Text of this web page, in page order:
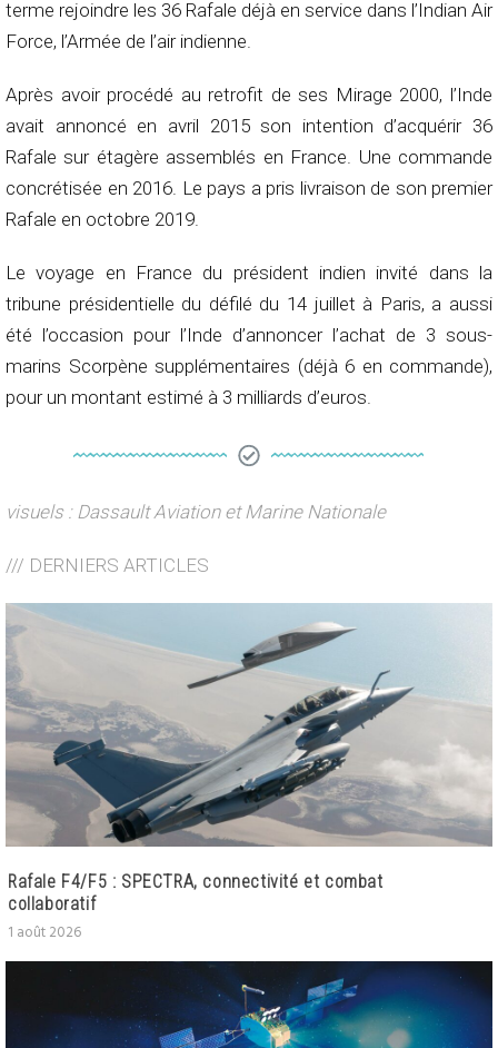
terme rejoindre les 36 Rafale déjà en service dans l’Indian Air
Force, l’Armée de l’air indienne.
Après avoir procédé au retrofit de ses Mirage 2000, l’Inde
avait annoncé en avril 2015 son intention d’acquérir 36
Rafale sur étagère assemblés en France. Une commande
concrétisée en 2016. Le pays a pris livraison de son premier
Rafale en octobre 2019.
Le voyage en France du président indien invité dans la
tribune présidentielle du défilé du 14 juillet à Paris, a aussi
été l’occasion pour l’Inde d’annoncer l’achat de 3 sous-
marins Scorpène supplémentaires (déjà 6 en commande),
pour un montant estimé à 3 milliards d’euros.
visuels : Dassault Aviation et Marine Nationale
/// DERNIERS ARTICLES
Rafale F4/F5 : SPECTRA, connectivité et combat
collaboratif
1 août 2026